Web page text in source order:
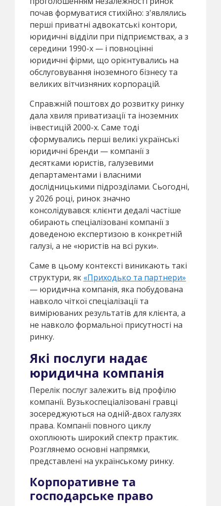
почав формуватися стихійно: з'являлись
перші приватні адвокатські контори,
юридичні відділи при підприємствах, а з
середини 1990-х — і повноцінні
юридичні фірми, що орієнтувались на
обслуговування іноземного бізнесу та
великих вітчизняних корпорацій.
Справжній поштовх до розвитку ринку
дала хвиля приватизації та іноземних
інвестицій 2000-х. Саме тоді
сформувались перші великі українські
юридичні бренди — компанії з
десятками юристів, галузевими
департаментами і власними
дослідницькими підрозділами. Сьогодні,
у 2026 році, ринок значно
консолідувався: клієнти дедалі частіше
обирають спеціалізовані компанії з
доведеною експертизою в конкретній
галузі, а не «юристів на всі руки».
Саме в цьому контексті виникають такі
структури, як «Приходько та партнери»
— юридична компанія, яка побудована
навколо чіткої спеціалізації та
вимірюваних результатів для клієнта, а
не навколо формальної присутності на
ринку.
Які послуги надає
юридична компанія
Перелік послуг залежить від профілю
компанії. Вузькоспеціалізовані гравці
зосереджуються на одній-двох галузях
права. Компанії повного циклу
охоплюють широкий спектр практик.
Розглянемо основні напрямки,
представлені на українському ринку.
Корпоративне та
господарське право